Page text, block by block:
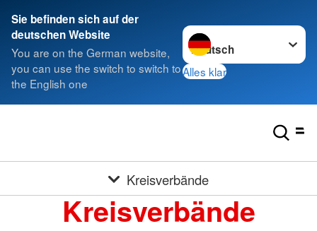
Sie befinden sich auf der
deutschen Website
You are on the German website,
you can use the switch to switch to
the English one
Sprache wechseln zu
Alles klar
Kreisverbände
Kreisverbände